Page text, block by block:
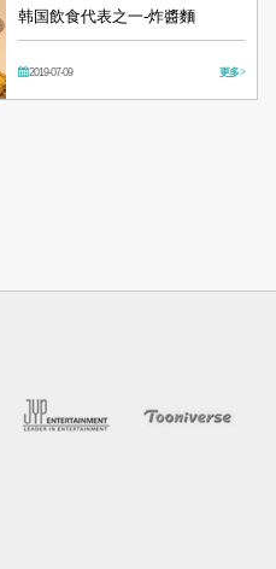
韩国飲食代表之一-炸醬麵
2019-07-09 更多 >